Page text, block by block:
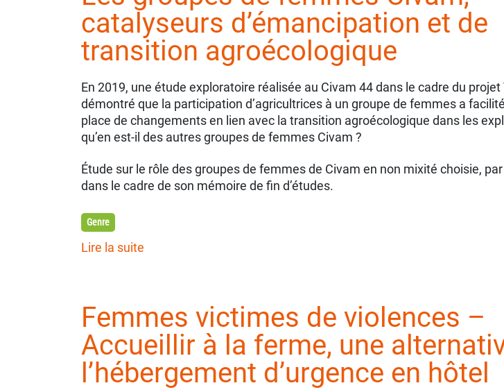
catalyseurs d’émancipation et de
transition agroécologique
En 2019, une étude exploratoire réalisée au Civam 44 dans le cadre du projet
démontré que la participation d’agricultrices à un groupe de femmes a
place de changements en lien avec la transition agroécologique dans les
qu’en est-il des autres groupes de femmes Civam ?
Étude sur le rôle des groupes de femmes de Civam en non mixité choisie,
dans le cadre de son mémoire de fin d’études.
Genre
Lire la suite
Femmes victimes de violences –
Accueillir à la ferme, une
l’hébergement d’urgence en hôtel